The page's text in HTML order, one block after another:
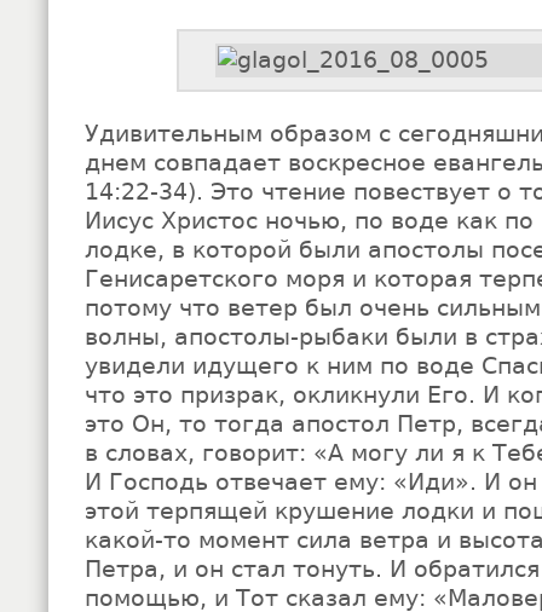
Удивительным образом с
днем совпадает воскресное
14:22-34). Это чтение повествует о
Иисус Христос ночью, по воде как
лодке, в которой были апостолы
Генисаретского моря и которая
потому что ветер был очень
волны, апостолы-рыбаки были в
увидели идущего к ним по воде
что это призрак, окликнули Его. И
это Он, то тогда апостол Петр,
в словах, говорит: «А могу ли я к
И Господь отвечает ему: «Иди». И
этой терпящей крушение лодки и
какой-то момент сила ветра и
Петра, и он стал тонуть. И
помощью, и Тот сказал ему: